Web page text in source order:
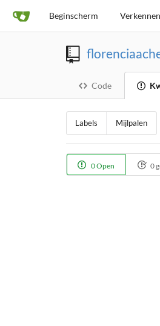
Beginscherm Verkennen
Code
Labels Mijlpalen
0 Open 0